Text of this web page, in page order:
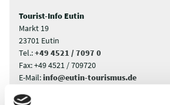
Tourist-Info Eutin
Markt 19
23701 Eutin
Tel.:+49 4521 / 7097 0
Fax:+49 4521 / 709720
E-Mail:info@eutin-tourismus.de